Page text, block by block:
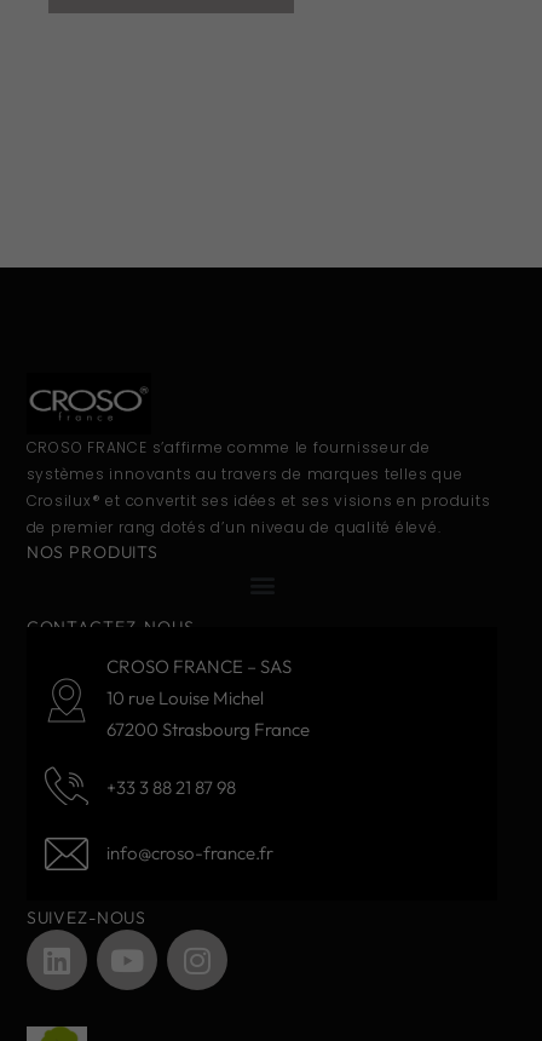
CROSO FRANCE s’affirme comme le fournisseur de
systèmes innovants au travers de marques telles que
Crosilux® et convertit ses idées et ses visions en produits
de premier rang dotés d’un niveau de qualité élevé.
NOS PRODUITS
CONTACTEZ-NOUS
CROSO FRANCE – SAS
10 rue Louise Michel
67200 Strasbourg France
+33 3 88 21 87 98
info@croso-france.fr
SUIVEZ-NOUS